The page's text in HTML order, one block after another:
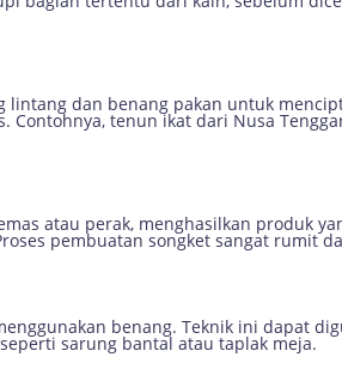
dan benang pakan untuk
tenun ikat dari Nusa
atau perak, menghasilkan produk
pembuatan songket sangat rumit
benang. Teknik ini dapat
sarung bantal atau taplak meja.